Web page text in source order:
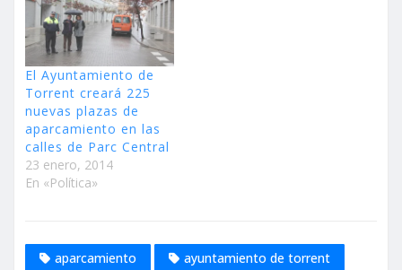
El Ayuntamiento de
Torrent creará 225
nuevas plazas de
aparcamiento en las
calles de Parc Central
23 enero, 2014
En «Política»
aparcamiento
ayuntamiento de torrent